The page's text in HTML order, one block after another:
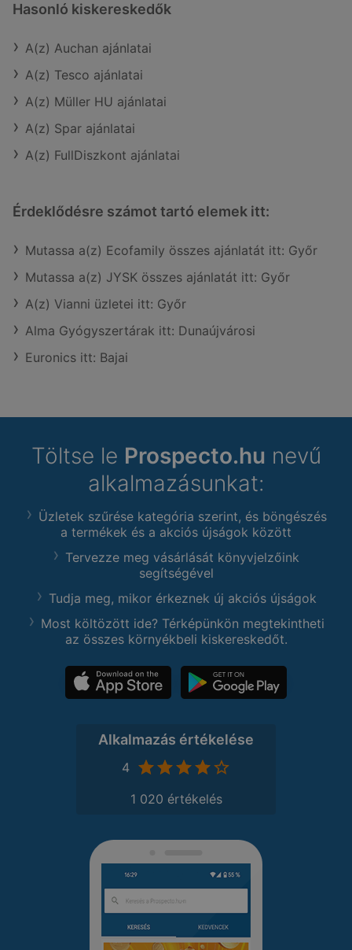
Hasonló kiskereskedők
A(z) Auchan ajánlatai
A(z) Tesco ajánlatai
A(z) Müller HU ajánlatai
A(z) Spar ajánlatai
A(z) FullDiszkont ajánlatai
Érdeklődésre számot tartó elemek itt:
Mutassa a(z) Ecofamily összes ajánlatát itt: Győr
Mutassa a(z) JYSK összes ajánlatát itt: Győr
A(z) Vianni üzletei itt: Győr
Alma Gyógyszertárak itt: Dunaújvárosi
Euronics itt: Bajai
Töltse le Prospecto.hu nevű
alkalmazásunkat:
Üzletek szűrése kategória szerint, és böngészés
a termékek és a akciós újságok között
Tervezze meg vásárlását könyvjelzőink
segítségével
Tudja meg, mikor érkeznek új akciós újságok
Most költözött ide? Térképünkön megtekintheti
az összes környékbeli kiskereskedőt.
Alkalmazás értékelése
4
1 020 értékelés